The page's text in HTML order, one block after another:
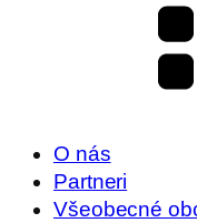
O nás
Partneri
Všeobecné